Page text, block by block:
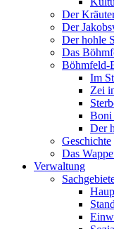
Der
Der
Der hohle
Das
Böhmfeld-
Im
Zei
Boni
Der
Geschichte
Das
Verwaltung